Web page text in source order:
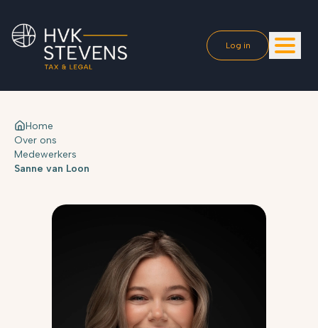
Log in
Home
Over ons
Medewerkers
Sanne van Loon